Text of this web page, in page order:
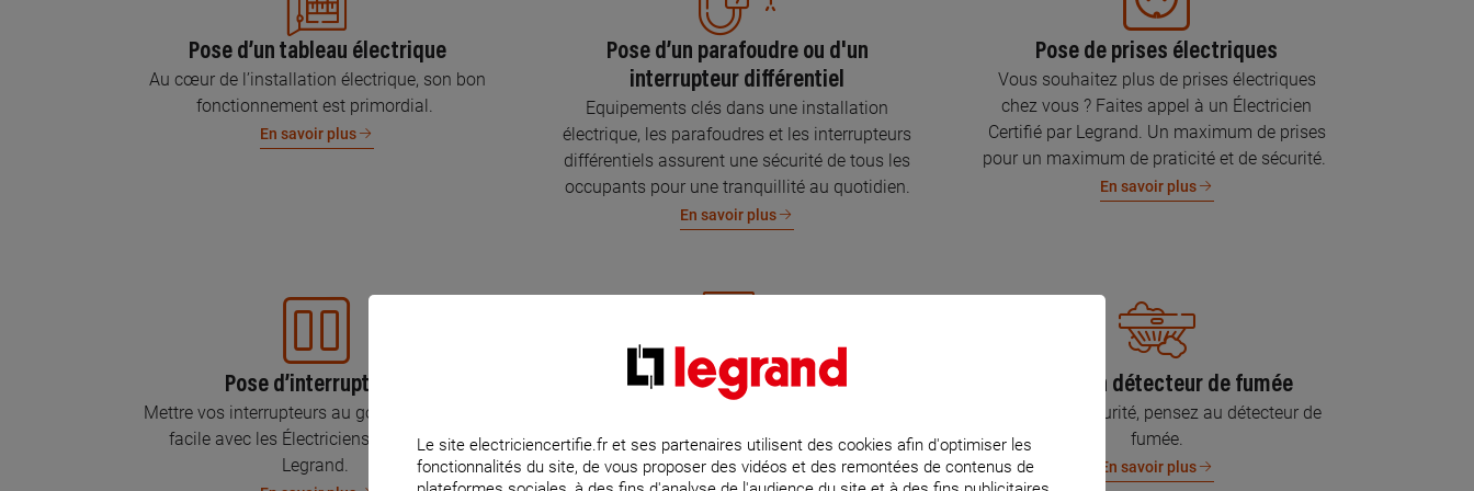
Pose d’un tableau électrique
Au cœur de l’installation électrique, son bon
fonctionnement est primordial.
En savoir plus
Pose d’un parafoudre ou d'un
interrupteur différentiel
Equipements clés dans une installation
électrique, les parafoudres et les interrupteurs
différentiels assurent une sécurité de tous les
occupants pour une tranquillité au quotidien.
En savoir plus
Pose de prises électriques
Vous souhaitez plus de prises électriques
chez vous ? Faites appel à un Électricien
Certifié par Legrand. Un maximum de prises
pour un maximum de praticité et de sécurité.
En savoir plus
Pose d’interrupteurs
Mettre vos interrupteurs au goût du jour, c’est
facile avec les Électriciens Certifiés par
Legrand.
Mise aux normes de l’installation
Parce que l’électricité implique la sécurité et la
protection de votre famille et de vos biens,
Pose d’un détecteur de fumée
Pour votre sécurité, pensez au détecteur de
fumée.
En savoir plus
Le site electriciencertifie.fr et ses partenaires utilisent des cookies afin d'optimiser les
fonctionnalités du site, de vous proposer des vidéos et des remontées de contenus de